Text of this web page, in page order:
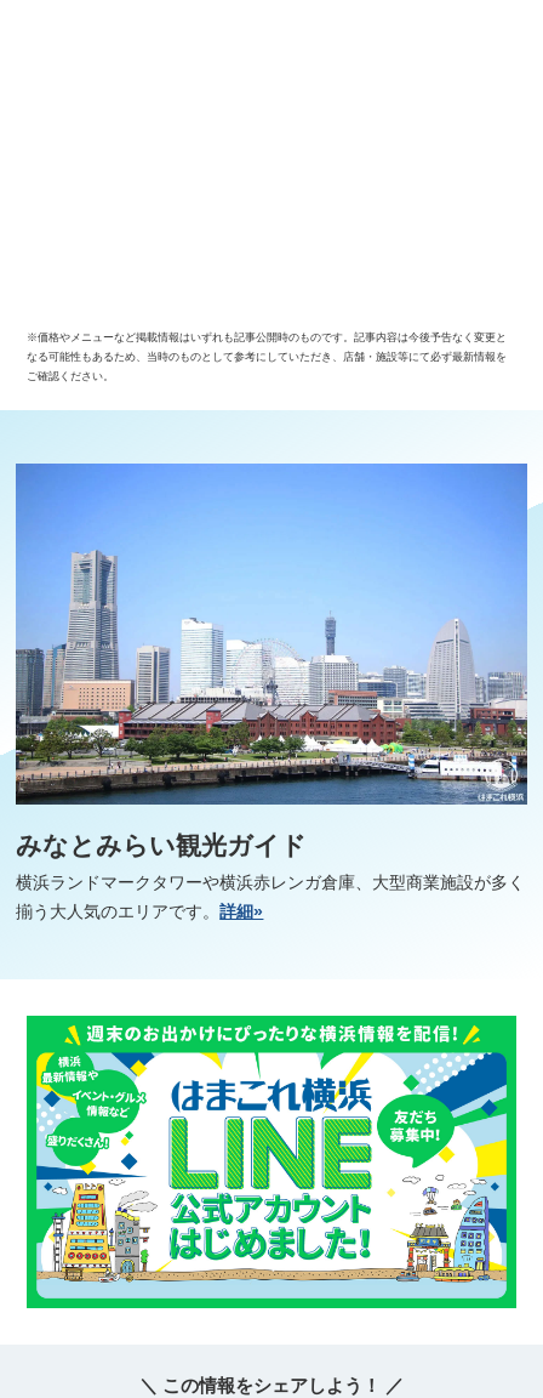
※価格やメニューなど掲載情報はいずれも記事公開時のものです。記事内容は今後予告なく変更と
なる可能性もあるため、当時のものとして参考にしていただき、店舗・施設等にて必ず最新情報を
ご確認ください。
みなとみらい観光ガイド
横浜ランドマークタワーや横浜赤レンガ倉庫、大型商業施設が多く
揃う大人気のエリアです。詳細»
＼ この情報をシェアしよう！ ／